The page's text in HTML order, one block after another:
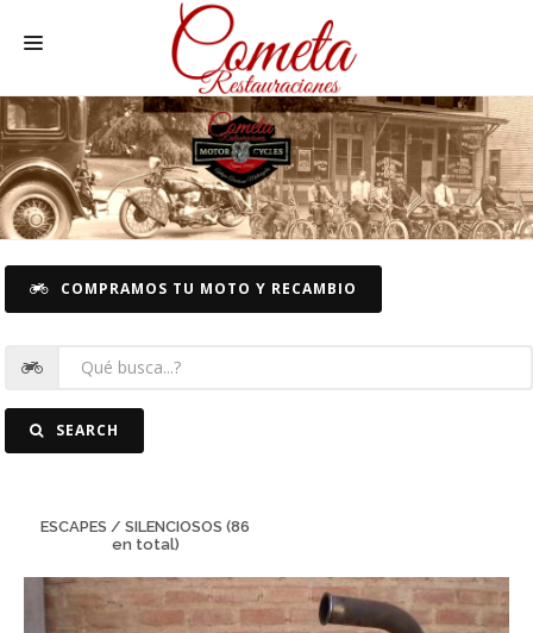
HOME
MOTOS NACIONALES Y OTRAS
REC. MOTOS
COMPRAMOS TU MOTO Y RECAMBIO
SEARCH
ESCAPES / SILENCIOSOS (86
en total)